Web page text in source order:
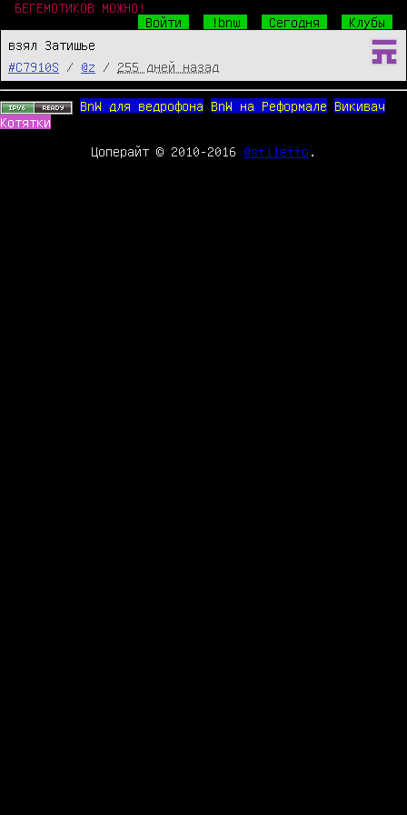
БЕГЕМОТИКОВ МОЖНО!
Войти
!bnw Сегодня
Клубы
взял Затишье
#C7910S
/ @z / 255 дней назад
BnW для ведрофона BnW на Реформале
Викивач
Котятки
Цоперайт © 2010-2016 @stiletto